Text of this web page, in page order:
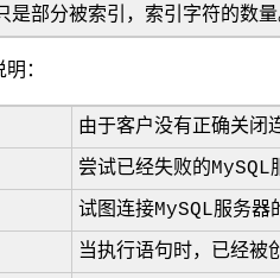
是部分被索引，索引字符的数
：
由于客户没有正确关闭
尝试已经失败的
试图连接MySQL服务器
当执行语句时，已经被